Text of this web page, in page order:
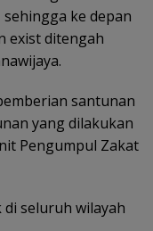
ke depan
exist ditengah
santunan
yang dilakukan
Pengumpul Zakat
seluruh wilayah